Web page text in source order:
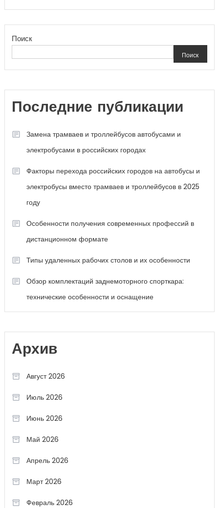
Поиск
Поиск
Последние публикации
Замена трамваев и троллейбусов автобусами и
электробусами в российских городах
Факторы перехода российских городов на автобусы и
электробусы вместо трамваев и троллейбусов в 2025
году
Особенности получения современных профессий в
дистанционном формате
Типы удаленных рабочих столов и их особенности
Обзор комплектаций заднемоторного спорткара:
технические особенности и оснащение
Архив
Август 2026
Июль 2026
Июнь 2026
Май 2026
Апрель 2026
Март 2026
Февраль 2026